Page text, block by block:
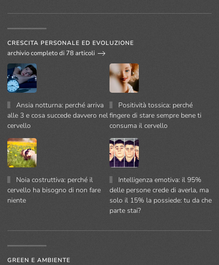
CRESCITA PERSONALE ED EVOLUZIONE
archivio completo di 78 articoli
Ansia notturna: perché arriva
alle 3 e cosa succede davvero nel
cervello
Positività tossica: perché
fingere di stare sempre bene ti
consuma il cervello
Noia costruttiva: perché il
cervello ha bisogno di non fare
niente
Intelligenza emotiva: il 95%
delle persone crede di averla, ma
solo il 15% la possiede: tu da che
parte stai?
GREEN E AMBIENTE